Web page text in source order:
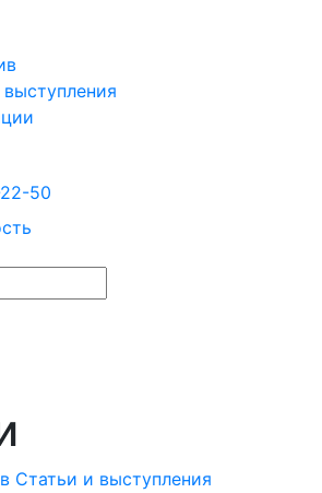
50
Статьи и выступления